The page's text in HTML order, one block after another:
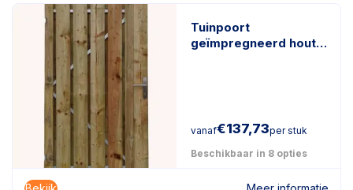
Tuinpoort
geïmpregneerd hout
vanaf€137,73per stuk
Beschikbaar in 8 opties